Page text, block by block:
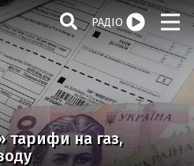
РАДІО
тарифи на газ,